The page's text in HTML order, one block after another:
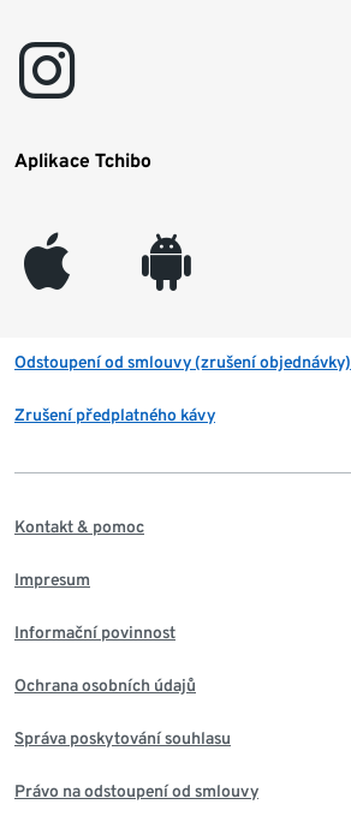
instagram
Aplikace Tchibo
appleinc android
Odstoupení od smlouvy (zrušení objednávky)
Zrušení předplatného kávy
Kontakt & pomoc
Impresum
Informační povinnost
Ochrana osobních údajů
Správa poskytování souhlasu
Právo na odstoupení od smlouvy